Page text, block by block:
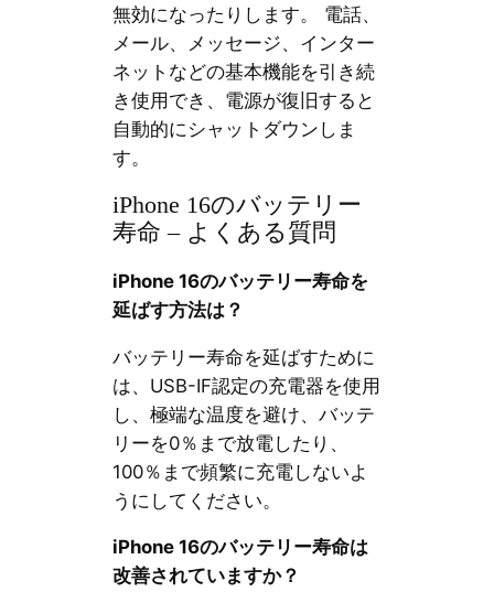
無効になったりします。 電話、
メール、メッセージ、インター
ネットなどの基本機能を引き続
き使用でき、電源が復旧すると
自動的にシャットダウンしま
す。
iPhone 16のバッテリー
寿命 – よくある質問
iPhone 16のバッテリー寿命を
延ばす方法は？
バッテリー寿命を延ばすために
は、USB-IF認定の充電器を使用
し、極端な温度を避け、バッテ
リーを0％まで放電したり、
100％まで頻繁に充電しないよ
うにしてください。
iPhone 16のバッテリー寿命は
改善されていますか？